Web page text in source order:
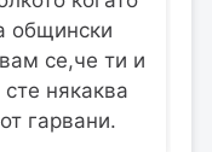
общински
се,че ти и
някаква
гарвани.